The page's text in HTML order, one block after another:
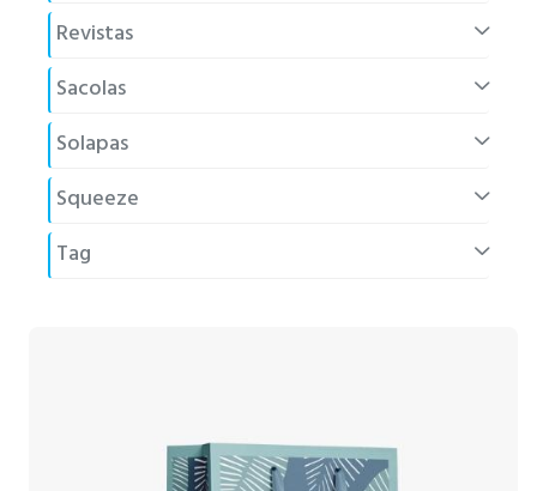
Revistas
Sacolas
Solapas
Squeeze
Tag